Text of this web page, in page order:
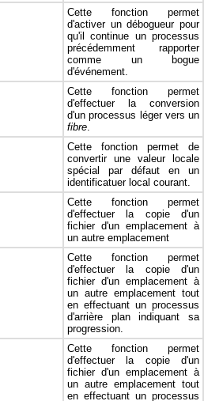
Cette fonction permet
d'activer un débogueur pour
qu'il continue un processus
précédemment rapporter
comme un bogue
d'événement.
Cette fonction permet
d'effectuer la conversion
d'un processus léger vers un
fibre.
Cette fonction permet de
convertir une valeur locale
spécial par défaut en un
identificatuer local courant.
Cette fonction permet
d'effectuer la copie d'un
fichier d'un emplacement à
un autre emplacement
Cette fonction permet
d'effectuer la copie d'un
fichier d'un emplacement à
un autre emplacement tout
en effectuant un processus
d'arrière plan indiquant sa
progression.
Cette fonction permet
d'effectuer la copie d'un
fichier d'un emplacement à
un autre emplacement tout
en effectuant un processus